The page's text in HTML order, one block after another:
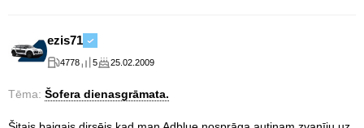
ezis71
4778 5 25.02.2009
Tēma: Šofera dienasgrāmata.